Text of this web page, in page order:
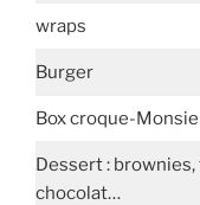
wraps
Burger
Box croque-
Dessert :
chocolat…